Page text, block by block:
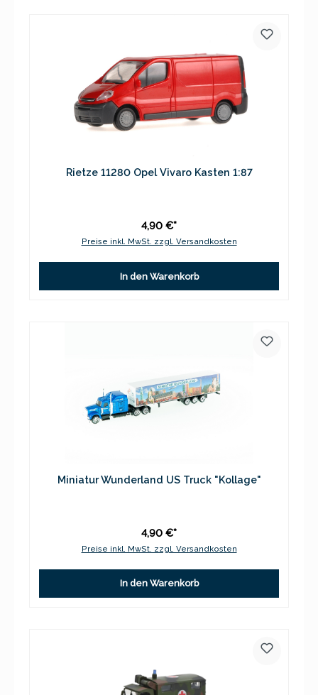
Rietze 11280 Opel Vivaro Kasten 1:87
4,90 €*
Preise inkl. MwSt. zzgl. Versandkosten
In den Warenkorb
Miniatur Wunderland US Truck "Kollage"
4,90 €*
Preise inkl. MwSt. zzgl. Versandkosten
In den Warenkorb